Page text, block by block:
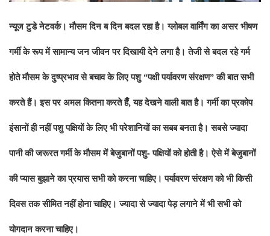
न्यूज टुडे नेटवर्क। मौसम दिन ब दिन बदल रहा है। ग्लोबल वार्मिंग का असर भीषण
गर्मी के रूप में सामान्य जन जीवन पर दिखायी देने लगा है। तेजी से बदल रहे गर्म
होते मौसम के दुष्प्रभाव से बचाव के लिए पशु “पक्षी पर्यावरण संरक्षण” की बात सभी
करते हैं। इस पर अमल कितना करते हैँ, यह देखने वाली बात है। गर्मी का प्रकोप
इंसानों ही नहीं पशु पक्षियों के लिए भी परेशानियों का सबब बनता है। सबसे ज्यादा
पानी की जरूरत गर्मी के मौसम में बेजुबानों पशु- पक्षियों को होती है। ऐसे में बेजुबानों
की प्यास बुझाने का प्रयास सभी को करना चाहिए। पर्यावरण संरक्षण को भी किसी
दिवस तक सीमित नहीं होना चाहिए। ज्यादा से ज्यादा पेड़ लगाने में भी सभी को
योगदान करना चाहिए।